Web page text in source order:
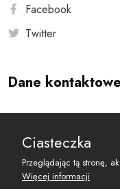
Facebook
Twitter
Dane kontaktowe
Ciasteczka
Przeglądając tą stronę,
Więcej informacji